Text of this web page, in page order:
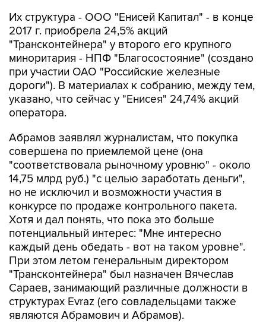
Их структура - ООО "Енисей Капитал" - в конце
2017 г. приобрела 24,5% акций
"Трансконтейнера" у второго его крупного
миноритария - НПФ "Благосостояние" (создано
при участии ОАО "Российские железные
дороги"). В материалах к собранию, между тем,
указано, что сейчас у "Енисея" 24,74% акций
оператора.
Абрамов заявлял журналистам, что покупка
совершена по приемлемой цене (она
"соответствовала рыночному уровню" - около
14,75 млрд руб.) "с целью заработать деньги",
но не исключил и возможности участия в
конкурсе по продаже контрольного пакета.
Хотя и дал понять, что пока это больше
потенциальный интерес: "Мне интересно
каждый день обедать - вот на таком уровне".
При этом летом генеральным директором
"Трансконтейнера" был назначен Вячеслав
Сараев, занимающий различные должности в
структурах Evraz (его совладельцами также
являются Абрамович и Абрамов).